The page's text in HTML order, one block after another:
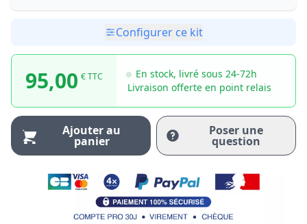
Configurer ce kit
95,00 € TTC
En stock, livré sous 24-72h
Livraison offerte en point relais
Ajouter au
panier
Poser une
question